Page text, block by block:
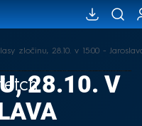
zločinu, 28.10. v 15:00 -
28.10. V